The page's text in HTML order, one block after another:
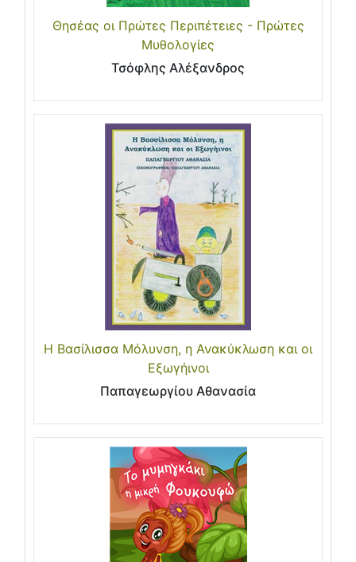
Θησέας οι Πρώτες Περιπέτειες - Πρώτες
Μυθολογίες
Τσόφλης Αλέξανδρος
Η Βασίλισσα Μόλυνση, η Ανακύκλωση και οι
Εξωγήινοι
Παπαγεωργίου Αθανασία